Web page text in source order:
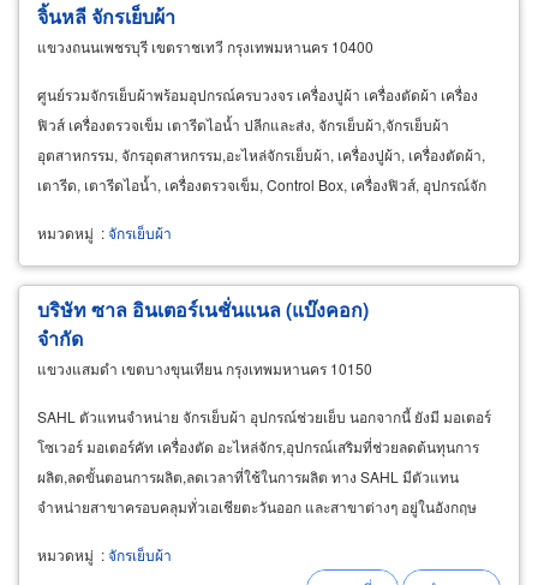
จิ้นหลี จักรเย็บผ้า
แขวงถนนเพชรบุรี เขตราชเทวี กรุงเทพมหานคร 10400
ศูนย์รวมจักรเย็บผ้าพร้อมอุปกรณ์ครบวงจร เครื่องปูผ้า เครื่องตัดผ้า เครื่อง
ฟิวส์ เครื่องตรวจเข็ม เตารีดไอน้ำ ปลีกและส่ง, จักรเย็บผ้า,จักรเย็บผ้า
อุตสาหกรรม, จักรอุตสาหกรรม,อะไหล่จักรเย็บผ้า, เครื่องปูผ้า, เครื่องตัดผ้า,
เตารีด, เตารีดไอน้ำ, เครื่องตรวจเข็ม, Control Box, เครื่องฟิวส์, อุปกรณ์จัก
หมวดหมู่ :จักรเย็บผ้า
บริษัท ซาล อินเตอร์เนชั่นแนล (แบ๊งคอก)
จำกัด
แขวงแสมดำ เขตบางขุนเทียน กรุงเทพมหานคร 10150
SAHL ตัวแทนจำหน่าย จักรเย็บผ้า อุปกรณ์ช่วยเย็บ นอกจากนี้ ยังมี มอเตอร์
โซเวอร์ มอเตอร์คัท เครื่องตัด อะไหล่จักร,อุปกรณ์เสริมที่ช่วยลดต้นทุนการ
ผลิต,ลดขั้นตอนการผลิต,ลดเวลาที่ใช้ในการผลิต ทาง SAHL มีตัวแทน
จำหน่ายสาขาครอบคลุมทั่วเอเชียตะวันออก และสาขาต่างๆ อยู่ในอังกฤษ
หมวดหมู่ :จักรเย็บผ้า